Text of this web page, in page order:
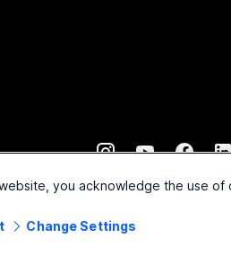
you acknowledge the use of
Change Settings